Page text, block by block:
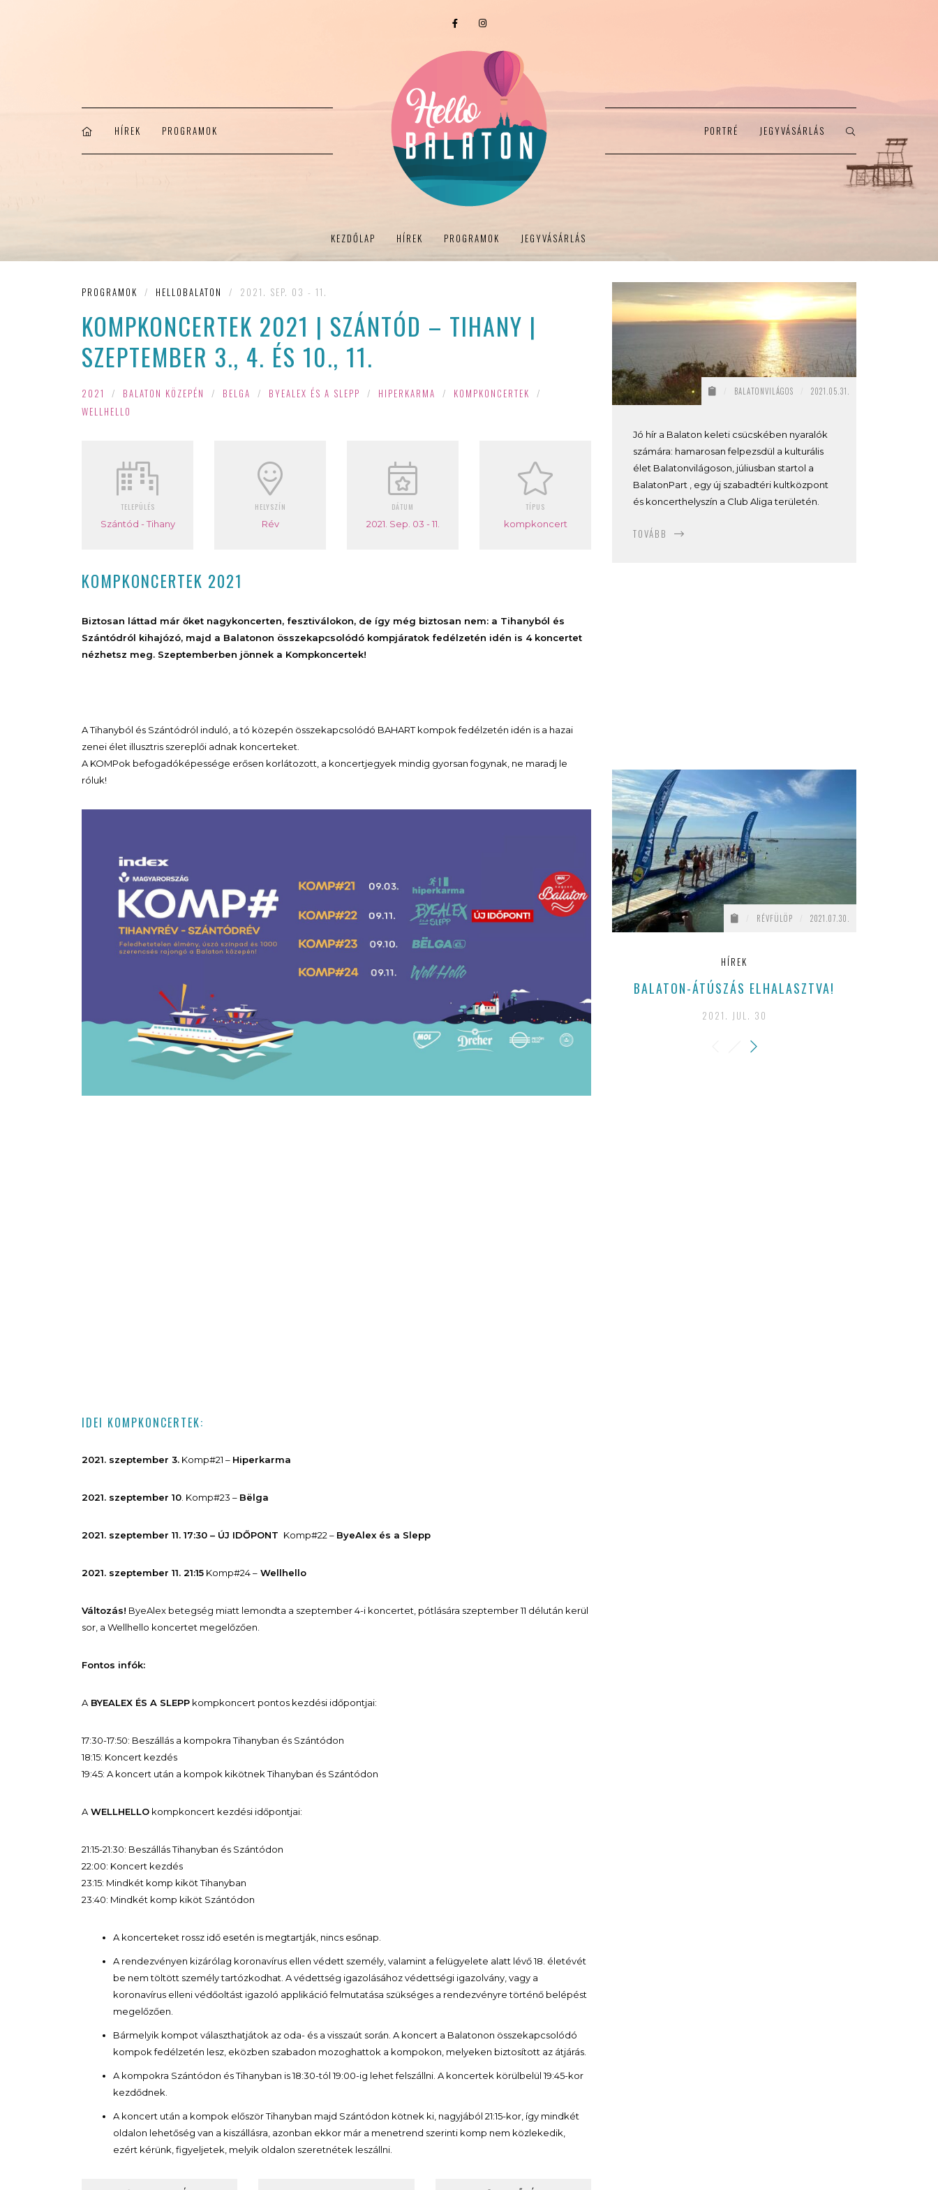
HÍREK PROGRAMOK PORTRÉ JEGYVÁSÁRLÁS
KEZDŐLAP HÍREK PROGRAMOK JEGYVÁSÁRLÁS
PROGRAMOK / HELLOBALATON / 2021. SEP. 03 - 11.
KOMPKONCERTEK 2021 | SZÁNTÓD – TIHANY |
SZEPTEMBER 3., 4. ÉS 10., 11.
2021 / BALATON KÖZEPÉN / BELGA / BYEALEX ÉS A SLEPP / HIPERKARMA / KOMPKONCERTEK
/
WELLHELLO
TELEPÜLÉS
Szántód - Tihany
HELYSZÍN
Rév
DÁTUM
2021. Sep. 03 - 11.
TÍPUS
kompkoncert
KOMPKONCERTEK 2021
Biztosan láttad már őket nagykoncerten, fesztiválokon, de így még biztosan nem: a Tihanyból és
Szántódról kihajózó, majd a Balatonon összekapcsolódó kompjáratok fedélzetén idén is 4 koncertet
nézhetsz meg. Szeptemberben jönnek a Kompkoncertek!
A Tihanyból és Szántódról induló, a tó közepén összekapcsolódó BAHART kompok fedélzetén idén is a hazai
zenei élet illusztris szereplői adnak koncerteket.
A KOMPok befogadóképessége erősen korlátozott, a koncertjegyek mindig gyorsan fogynak, ne maradj le
róluk!
IDEI KOMPKONCERTEK:
2021. szeptember 3. Komp#21 – Hiperkarma
2021. szeptember 10. Komp#23 – Bëlga
2021. szeptember 11. 17:30 – ÚJ IDŐPONT Komp#22 – ByeAlex és a Slepp
2021. szeptember 11. 21:15 Komp#24 – Wellhello
Változás! ByeAlex betegség miatt lemondta a szeptember 4-i koncertet, pótlására szeptember 11 délután kerül
sor, a Wellhello koncertet megelőzően.
Fontos infók:
ABYEALEX ÉS A SLEPP kompkoncert pontos kezdési időpontjai:
17:30-17:50: Beszállás a kompokra Tihanyban és Szántódon
18:15: Koncert kezdés
19:45: A koncert után a kompok kikötnek Tihanyban és Szántódon
AWELLHELLO kompkoncert kezdési időpontjai:
21:15-21:30: Beszállás Tihanyban és Szántódon
22:00: Koncert kezdés
23:15: Mindkét komp kiköt Tihanyban
23:40: Mindkét komp kiköt Szántódon
A koncerteket rossz idő esetén is megtartják, nincs esőnap.
A rendezvényen kizárólag koronavírus ellen védett személy, valamint a felügyelete alatt lévő 18. életévét
be nem töltött személy tartózkodhat. A védettség igazolásához védettségi igazolvány, vagy a
koronavírus elleni védőoltást igazoló applikáció felmutatása szükséges a rendezvényre történő belépést
megelőzően.
Bármelyik kompot választhatjátok az oda- és a visszaút során. A koncert a Balatonon összekapcsolódó
kompok fedélzetén lesz, eközben szabadon mozoghattok a kompokon, melyeken biztosított az átjárás.
A kompokra Szántódon és Tihanyban is 18:30-tól 19:00-ig lehet felszállni. A koncertek körülbelül 19:45-kor
kezdődnek.
A koncert után a kompok először Tihanyban majd Szántódon kötnek ki, nagyjából 21:15-kor, így mindkét
oldalon lehetőség van a kiszállásra, azonban ekkor már a menetrend szerinti komp nem közlekedik,
ezért kérünk, figyeljetek, melyik oldalon szeretnétek leszállni.
BALATONVILÁGOS 2021.05.31.
Jó hír a Balaton keleti csücskében nyaralók
számára: hamarosan felpezsdül a kulturális
élet Balatonvilágoson, júliusban startol a
BalatonPart , egy új szabadtéri kultközpont
és koncerthelyszín a Club Aliga területén.
TOVÁBB
RÉVFÜLÖP 2021.07.30.
HÍREK
BALATON-ÁTÚSZÁS ELHALASZTVA!
2021. JUL. 30